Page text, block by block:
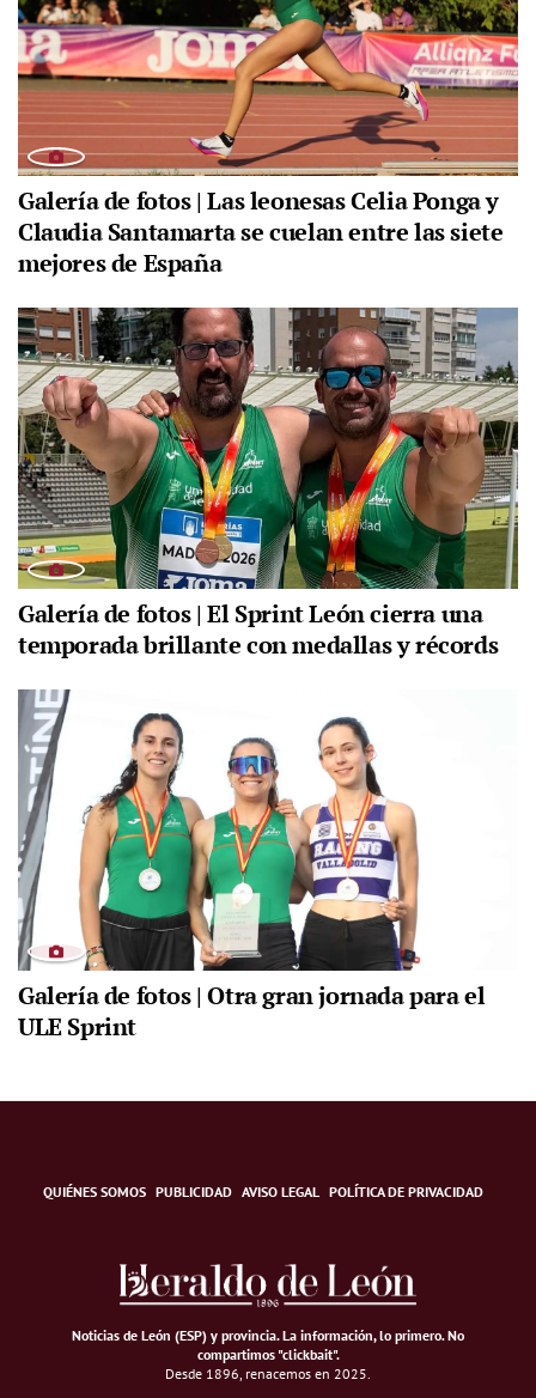
Galería de fotos | Las leonesas Celia Ponga y
Claudia Santamarta se cuelan entre las siete
mejores de España
Galería de fotos | El Sprint León cierra una
temporada brillante con medallas y récords
Galería de fotos | Otra gran jornada para el
ULE Sprint
QUIÉNES SOMOS PUBLICIDAD AVISO LEGAL POLÍTICA DE PRIVACIDAD
Noticias de León (ESP) y provincia. La información, lo primero.No
compartimos "clickbait".
Desde 1896, renacemos en 2025.